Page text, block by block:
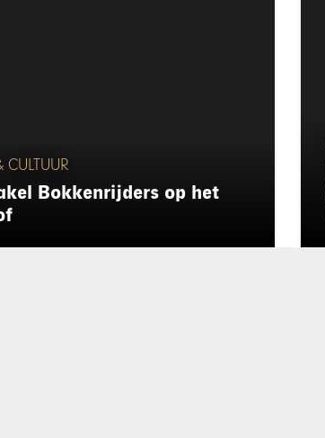
CULTUUR
Bokkenrijders op het